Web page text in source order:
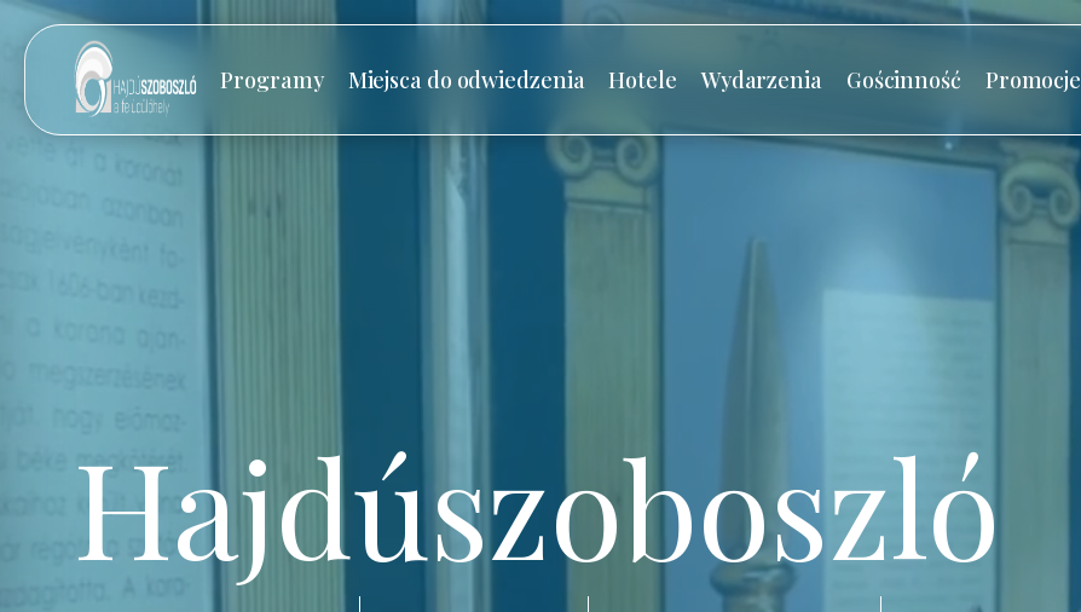
Programy Miejsca do odwiedzenia Hotele Wydarzenia Gościnność Promocje
Hajdúszoboszló